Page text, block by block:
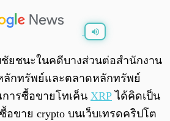
0:00 / 0:00
ยชนะในคดีบางส่วนต่อสำนักงาน
กทรัพย์และตลาดหลักทรัพย์
ารซื้อขายโทเค็น XRP ได้คิดเป็น
ขาย crypto บนเว็บเทรดคริปโต